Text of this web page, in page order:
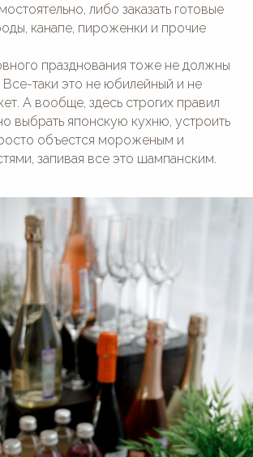
либо заказать готовые
канапе, пироженки и прочие
празднования тоже не должны
Все-таки это не юбилейный и не
А вообще, здесь строгих правил
выбрать японскую кухню, устроить
объестся мороженым и
запивая все это шампанским.